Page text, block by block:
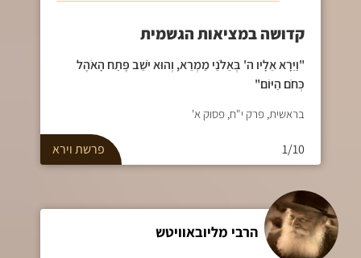
קדושה במציאות הגשמית
"וַיֵּרָא אֵלָיו ה' בְּאֵלֹנֵי מַמְרֵא, וְהוּא יֹשֵׁב פֶּתַח הָאֹהֶל
כְּחֹם הַיּוֹם"
בראשית, פרק י"ח, פסוק א'
1/10 פרשתוירא
הרבי מליובאוויטש